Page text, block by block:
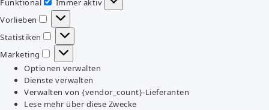
Funktional
Funktional
Immer aktiv
Vorlieben
Vorlieben
Statistiken
Statistiken
Marketing
Marketing
Optionen verwalten
Dienste verwalten
Verwalten von {vendor_count}-Lieferanten
Lese mehr über diese Zwecke